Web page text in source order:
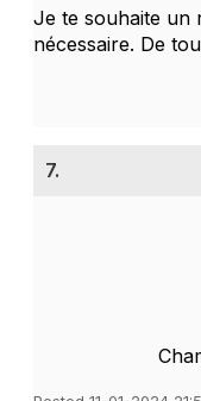
Je te souhaite un
nécessaire. De
7.